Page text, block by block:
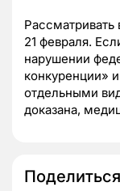
21 февраля.
нарушении
конкуренции»
отдельными
доказана,